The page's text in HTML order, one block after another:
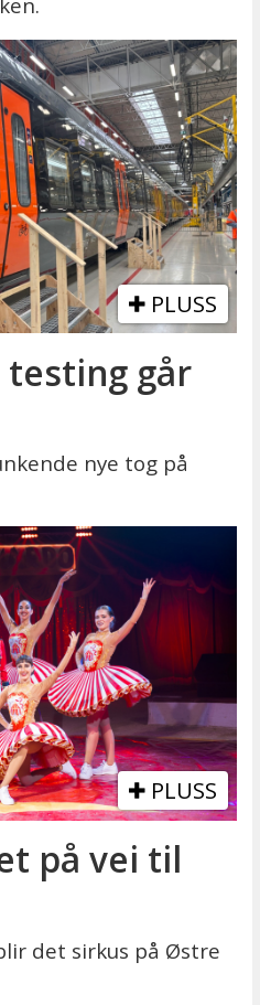
PLUSS
går
nye tog på
PLUSS
på vei til
det sirkus på Østre